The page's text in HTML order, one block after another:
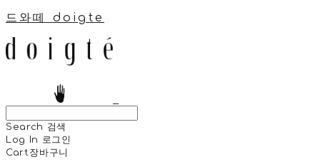
드와떼 doigte
Search 검색
Log In
로그인
Cart 장바구니